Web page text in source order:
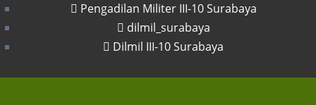
Pengadilan Militer III-10 Surabaya
dilmil_surabaya
Dilmil III-10 Surabaya